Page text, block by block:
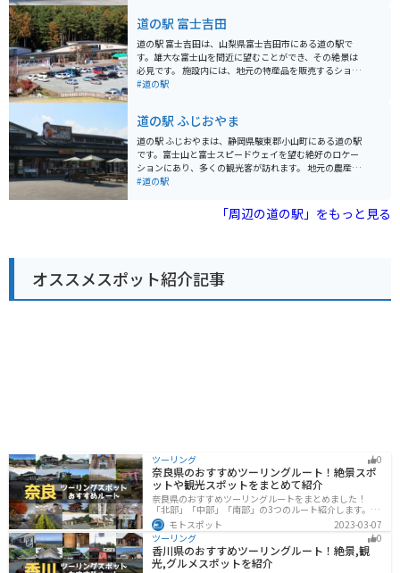
すすめです。 バイクで訪れる場合、駐車場は広く停めや
すいので安心です。富士山スカイラインは、ワインディ
ングロードが続く絶景ルートなので、ツーリングにも最
適です。 周辺には、富士スピードウェイや富士サファリ
パークなど、観光スポットも充実しています。ドライブ
道の駅 富士吉田
道の駅 富士吉田は、山梨県富士吉田市にある道の駅で
す。雄大な富士山を間近に望むことができ、その絶景は
必見です。 施設内には、地元の特産品を販売するショッ
プやレストランがあり、山梨の味覚を楽しむことができ
ーダードーム館が併設されており、富士山の歴史や文化
に触れることができます。 バイクで訪れる場合、道の駅
富士吉田は、富士山周辺のツーリングの拠点としても最
適です。広々とした駐車場があり、休憩スポットとして
も利用できます。富士山スカイラインや富士パノラマラ
の観光スポットも点在しており、観光の拠点としても最
#道の駅
道の駅 ふじおやま
道の駅 ふじおやまは、静岡県駿東郡小山町にある道の駅
です。富士山と富士スピードウェイを望む絶好のロケー
ションにあり、多くの観光客が訪れます。 地元の農産物
や特産品を販売する直売所や、地元食材を使った料理が
ごせる足湯などがあります。バイクで訪れる場合、広く
て駐輪しやすい駐車場があるので安心です。 周辺には、
カイラインとも呼ばれる有料道路で、富士山五合目まで
行くことができます。ワインディングロードとしても人
気があり、多くのライダーが訪れます。 道の駅 ふじおや
#道の駅
「周辺の道の駅」をもっと見る
オススメスポット紹介記事
ツーリング 0
奈良県のおすすめツーリングルート！絶景スポ
ットや観光スポットをまとめて紹介
奈良県のおすすめツーリングルートをまとめました！
「北部」「中部」「南部」の3つのルート紹介します。歴
史のある神社寺院が多数あり、自然豊かや山々、グルメ
を満喫するツーリングができます。バイクで奈良県にツ
ーリングに行く際は参考にしてください。
モトスポット
2023-03-07
ツーリング
0
香川県のおすすめツーリングルート！絶景,観
光,グルメスポットを紹介